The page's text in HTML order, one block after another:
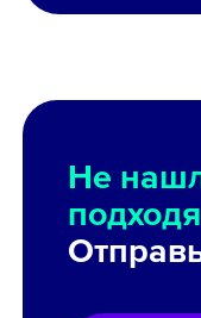
Не